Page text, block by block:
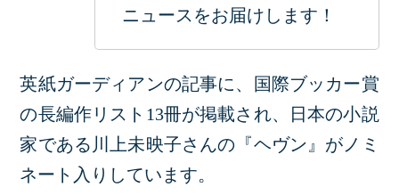
ニュースをお届けします！
英紙ガーディアンの記事に、国際ブッカー賞
の長編作リスト13冊が掲載され、日本の小説
家である川上未映子さんの『ヘヴン』がノミ
ネート入りしています。